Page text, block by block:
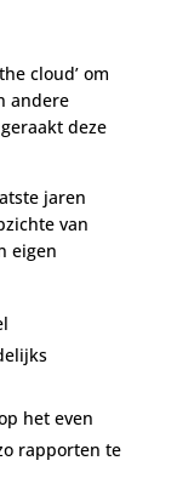
cloud’ om
andere
deze
jaren
van
eigen
het even
rapporten te